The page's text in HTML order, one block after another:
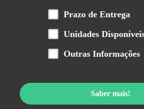
Prazo de Entrega
Unidades
Outras Informações
Saber mais!